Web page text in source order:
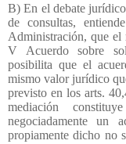
B) En el debate
de consultas,
Administración, que
V Acuerdo sobre
posibilita que el
mismo valor jurídico
previsto en los arts.
mediación
negociadamente un
propiamente dicho no